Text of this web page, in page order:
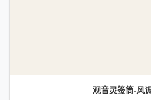
观音灵签筒-风